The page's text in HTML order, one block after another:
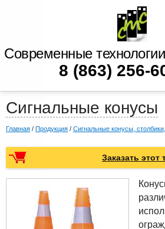
Современные
8 (863) 256-
Сигнальные конусы
Главная / Продукция / Сигнальные конусы,
Заказать этот